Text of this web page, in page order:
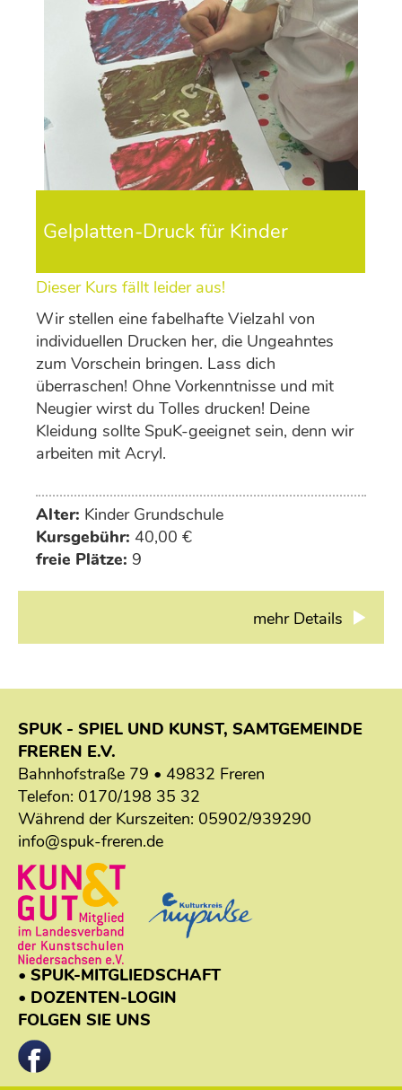
Gelplatten-Druck für Kinder
Dieser Kurs fällt leider aus!
Wir stellen eine fabelhafte Vielzahl von
individuellen Drucken her, die Ungeahntes
zum Vorschein bringen. Lass dich
überraschen! Ohne Vorkenntnisse und mit
Neugier wirst du Tolles drucken! Deine
Kleidung sollte SpuK-geeignet sein, denn wir
arbeiten mit Acryl.
Alter: Kinder Grundschule
Kursgebühr: 40,00 €
freie Plätze: 9
mehr Details
SPUK - SPIEL UND KUNST, SAMTGEMEINDE
FREREN E.V.
Bahnhofstraße 79 • 49832 Freren
Telefon: 0170/198 35 32
Während der Kurszeiten: 05902/939290
info@spuk-freren.de
• SPUK-MITGLIEDSCHAFT
• DOZENTEN-LOGIN
FOLGEN SIE UNS